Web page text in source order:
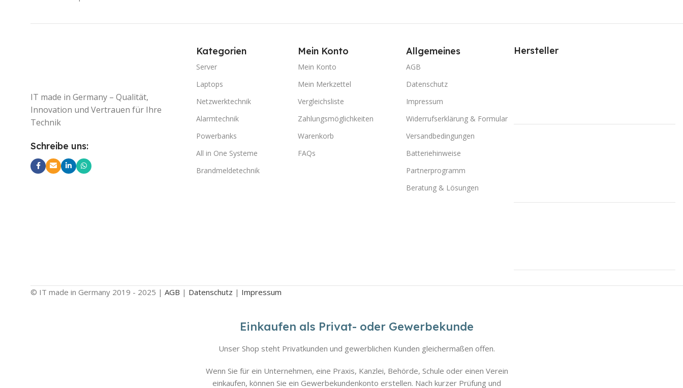
IT made in Germany – Qualität,
Innovation und Vertrauen für Ihre
Technik
Schreibe uns:
Kategorien
Server
Laptops
Netzwerktechnik
Alarmtechnik
Powerbanks
All in One Systeme
Brandmeldetechnik
Mein Konto
Mein Konto
Mein Merkzettel
Vergleichsliste
Zahlungsmöglichkeiten
Warenkorb
FAQs
Allgemeines
AGB
Datenschutz
Impressum
Widerrufserklärung & Formular
Versandbedingungen
Batteriehinweise
Partnerprogramm
Beratung & Lösungen
Hersteller
© IT made in Germany 2019 - 2025 | AGB | Datenschutz | Impressum
Einkaufen als Privat- oder Gewerbekunde
Unser Shop steht Privatkunden und gewerblichen Kunden gleichermaßen offen.
Wenn Sie für ein Unternehmen, eine Praxis, Kanzlei, Behörde, Schule oder einen Verein
einkaufen, können Sie ein Gewerbekundenkonto erstellen. Nach kurzer Prüfung und